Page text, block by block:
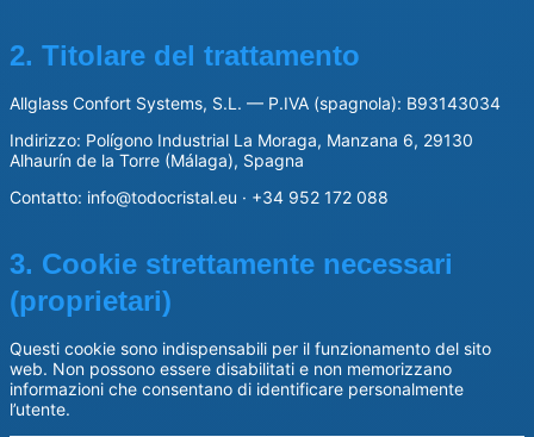
2. Titolare del trattamento
Allglass Confort Systems, S.L. — P.IVA (spagnola): B93143034
Indirizzo: Polígono Industrial La Moraga, Manzana 6, 29130
Alhaurín de la Torre (Málaga), Spagna
Contatto: info@todocristal.eu · +34 952 172 088
3. Cookie strettamente necessari
(proprietari)
Questi cookie sono indispensabili per il funzionamento del sito
web. Non possono essere disabilitati e non memorizzano
informazioni che consentano di identificare personalmente
l’utente.